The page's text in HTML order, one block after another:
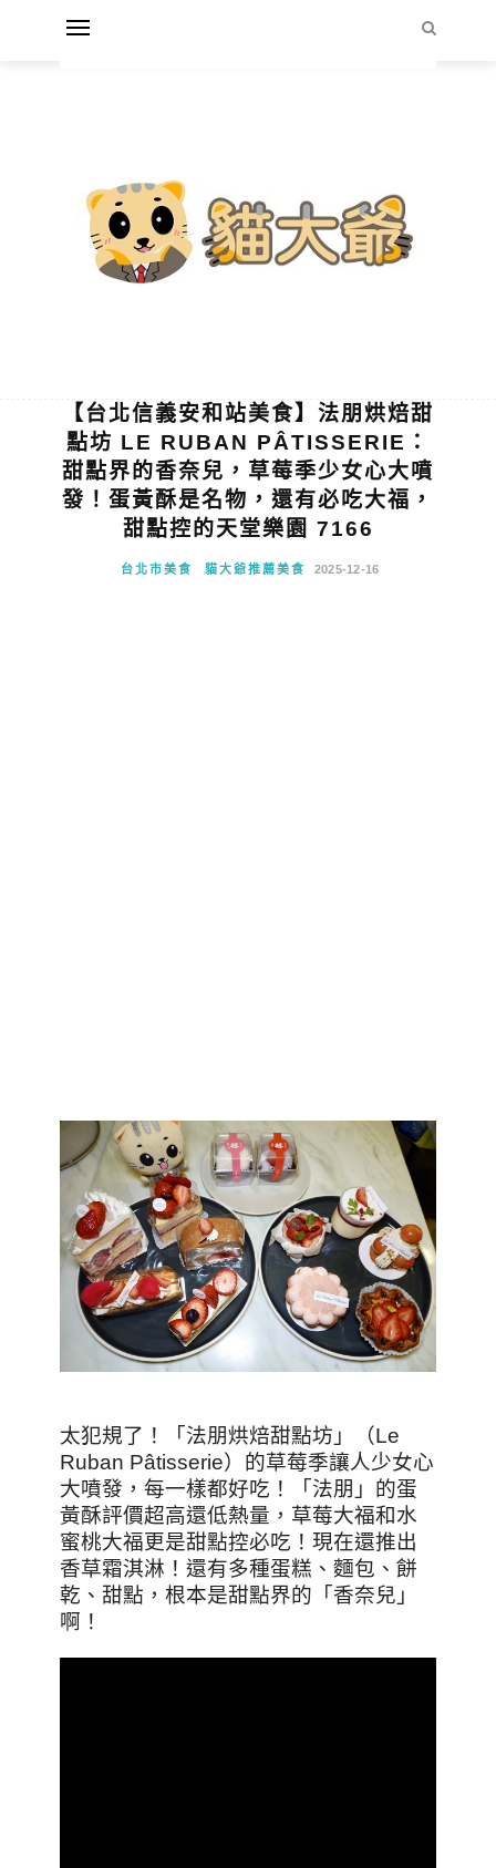
【台北信義安和站美食】法朋烘焙甜
點坊 LE RUBAN PÂTISSERIE：
甜點界的香奈兒，草莓季少女心大噴
發！蛋黃酥是名物，還有必吃大福，
甜點控的天堂樂園 7166
台北市美食 貓大爺推薦美食 2025-12-16
太犯規了！「法朋烘焙甜點坊」（Le
Ruban Pâtisserie）的草莓季讓人少女心
大噴發，每一樣都好吃！「法朋」的蛋
黃酥評價超高還低熱量，草莓大福和水
蜜桃大福更是甜點控必吃！現在還推出
香草霜淇淋！還有多種蛋糕、麵包、餅
乾、甜點，根本是甜點界的「香奈兒」
啊！